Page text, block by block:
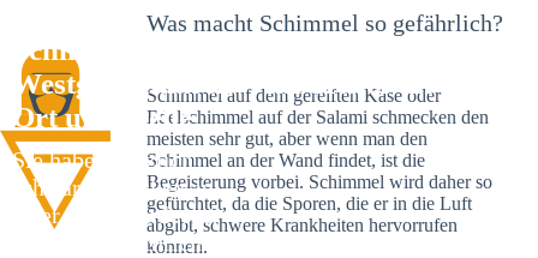
Schimmelexperte in
Westgartshausen – Ihr Helfer an
Ort und Stelle
Sie haben kürzlich
schwarze Flecken an
Ihrer Wand entdeckt?
Schlechte Nachrichten:
Was macht Schimmel so gefährlich?
Schimmel auf dem gereiften Käse oder
Edelschimmel auf der Salami schmecken den
meisten sehr gut, aber wenn man den
Schimmel an der Wand findet, ist die
Begeisterung vorbei. Schimmel wird daher so
gefürchtet, da die Sporen, die er in die Luft
abgibt, schwere Krankheiten hervorrufen
können.